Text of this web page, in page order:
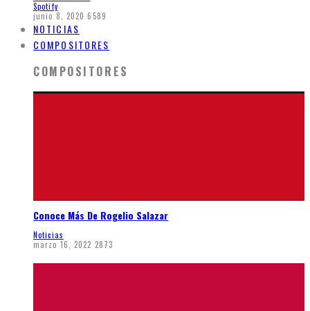
Spotify
junio 8, 2020 6589
NOTICIAS
COMPOSITORES
COMPOSITORES
Conoce Más De Rogelio Salazar
Noticias
marzo 16, 2022 2873